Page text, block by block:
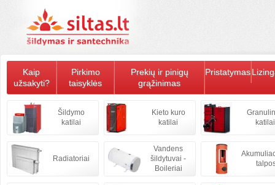
Kaip
užsakyti?
Pirkimo
taisyklės
Prekių ir pinigų
grąžinimas
Pristatymas
Šildymo
katilai
Kieto kuro
katilai
katilai
Radiatoriai
Vandens
šildytuvai -
Boileriai